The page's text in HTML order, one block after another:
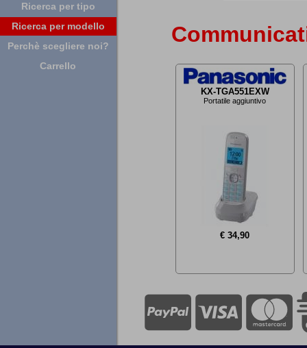
Ricerca per tipo
Ricerca per modello
Perchè scegliere noi?
Carrello
KX-TGA551EXW
Portatile aggiuntivo
€ 34,90